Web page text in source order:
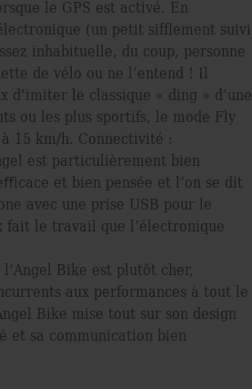
le GPS est activé. En
(un petit siﬄement suivi
inhabituelle, du coup, personne
de vélo ou ne l’entend ! Il
d’imiter le classique « ding » d’une
ou les plus sportifs, le mode Fly
15 km/h. Connectivité :
est particulièrement bien
et bien pensée et l’on se dit
avec une prise USB pour le
le travail que l’électronique
Bike est plutôt cher,
aux performances à tout le
Bike mise tout sur son design
et sa communication bien